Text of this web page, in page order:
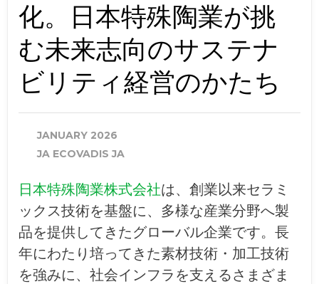
化。日本特殊陶業が挑
む未来志向のサステナ
ビリティ経営のかたち
JANUARY 2026
JA ECOVADIS JA
日本特殊陶業株式会社は、創業以来セラミ
ックス技術を基盤に、多様な産業分野へ製
品を提供してきたグローバル企業です。長
年にわたり培ってきた素材技術・加工技術
を強みに、社会インフラを支えるさまざま